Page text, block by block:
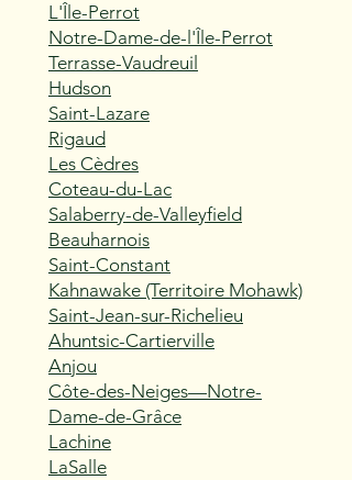
L'Île-Perrot
Notre-Dame-de-l'Île-Perrot
Terrasse-Vaudreuil
Hudson
Saint-Lazare
Rigaud
Les Cèdres
Coteau-du-Lac
Salaberry-de-Valleyfield
Beauharnois
Saint-Constant
Kahnawake (Territoire Mohawk)
Saint-Jean-sur-Richelieu
Ahuntsic-Cartierville
Anjou
Côte-des-Neiges—Notre-
Dame-de-Grâce
Lachine
LaSalle